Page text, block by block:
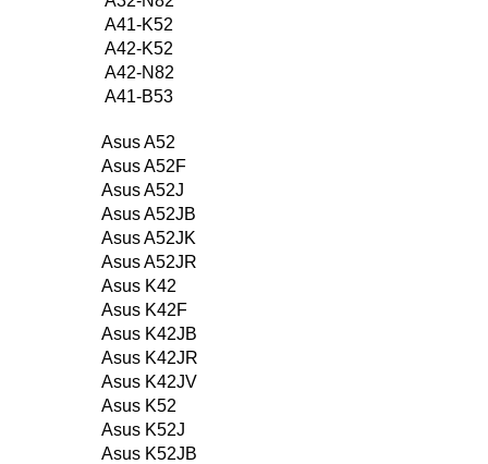
A41-K52
A42-K52
A42-N82
A41-B53
Asus A52
Asus A52F
Asus A52J
Asus A52JB
Asus A52JK
Asus A52JR
Asus K42
Asus K42F
Asus K42JB
Asus K42JR
Asus K42JV
Asus K52
Asus K52J
Asus K52JB